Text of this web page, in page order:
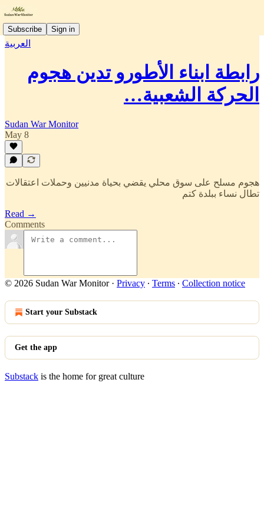
Subscribe Sign in
العربية
رابطة ابناء الأطورو تدين هجوم
الحركة الشعبية…
Sudan War Monitor
May 8
هجوم مسلح على سوق محلي يقضي بحياة مدنيين وحملات اعتقالات
تطال نساء ببلدة كتم
Read →
Comments
© 2026 Sudan War Monitor· Privacy ∙ Terms ∙ Collection notice
Start your Substack
Get the app
Substack is the home for great culture